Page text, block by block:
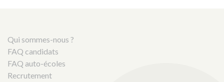
Qui sommes-nous ?
FAQ candidats
FAQ auto-écoles
Recrutement